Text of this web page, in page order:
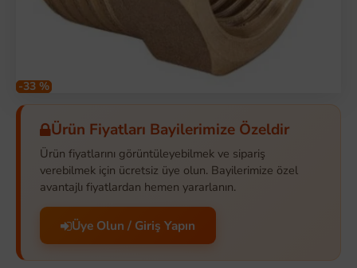
-33 %
Ürün Fiyatları Bayilerimize Özeldir
Ürün fiyatlarını görüntüleyebilmek ve sipariş
verebilmek için ücretsiz üye olun. Bayilerimize özel
avantajlı fiyatlardan hemen yararlanın.
Üye Olun / Giriş Yapın